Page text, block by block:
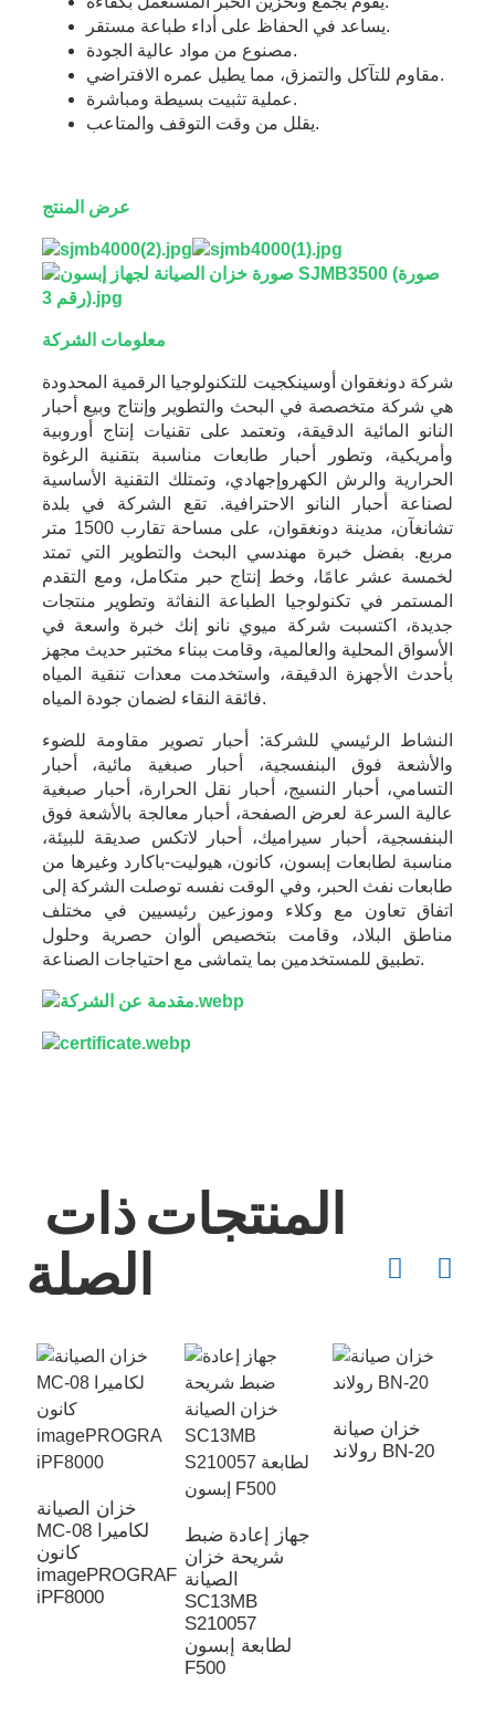
يساعد في الحفاظ على أداء طباعة مستقر.
مصنوع من مواد عالية الجودة.
مقاوم للتآكل والتمزق، مما يطيل عمره الافتراضي.
عملية تثبيت بسيطة ومباشرة.
يقلل من وقت التوقف والمتاعب.
عرض المنتج
معلومات الشركة
شركة دونغقوان أوسينكجيت للتكنولوجيا الرقمية المحدودة
هي شركة متخصصة في البحث والتطوير وإنتاج وبيع أحبار
النانو المائية الدقيقة، وتعتمد على تقنيات إنتاج أوروبية
وأمريكية، وتطور أحبار طابعات مناسبة بتقنية الرغوة
الحرارية والرش الكهروإجهادي، وتمتلك التقنية الأساسية
لصناعة أحبار النانو الاحترافية. تقع الشركة في بلدة
تشانغآن، مدينة دونغقوان، على مساحة تقارب 1500 متر
مربع. بفضل خبرة مهندسي البحث والتطوير التي تمتد
لخمسة عشر عامًا، وخط إنتاج حبر متكامل، ومع التقدم
المستمر في تكنولوجيا الطباعة النفاثة وتطوير منتجات
جديدة، اكتسبت شركة ميوي نانو إنك خبرة واسعة في
الأسواق المحلية والعالمية، وقامت ببناء مختبر حديث مجهز
بأحدث الأجهزة الدقيقة، واستخدمت معدات تنقية المياه
فائقة النقاء لضمان جودة المياه.
النشاط الرئيسي للشركة: أحبار تصوير مقاومة للضوء
والأشعة فوق البنفسجية، أحبار صبغية مائية، أحبار
التسامي، أحبار النسيج، أحبار نقل الحرارة، أحبار صبغية
عالية السرعة لعرض الصفحة، أحبار معالجة بالأشعة فوق
البنفسجية، أحبار سيراميك، أحبار لاتكس صديقة للبيئة،
مناسبة لطابعات إبسون، كانون، هيوليت-باكارد وغيرها من
طابعات نفث الحبر، وفي الوقت نفسه توصلت الشركة إلى
اتفاق تعاون مع وكلاء وموزعين رئيسيين في مختلف
مناطق البلاد، وقامت بتخصيص ألوان حصرية وحلول
تطبيق للمستخدمين بما يتماشى مع احتياجات الصناعة.
المنتجات ذات
الصلة
خزان الصيانة
MC-08 لكاميرا
كانون
imagePROGRAF
iPF8000
جهاز إعادة ضبط
شريحة خزان
الصيانة
SC13MB
S210057
لطابعة إبسون
F500
خزان صيانة
رولاند BN-20